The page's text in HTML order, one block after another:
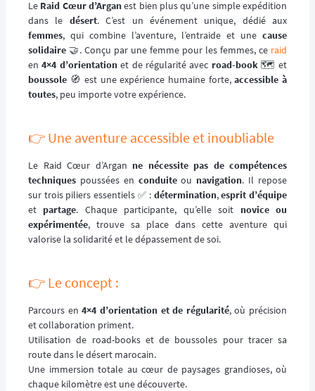
d’ambulance, d’équipes médicales à poste
ainsi que des médecins et équipes médicales
qui se répartissent sur le circuit, ou suivent la
progression de la course.
Le Raid Cœur d’Arganest bien plus qu’une simple expédition
dans le désert. C’est un événement unique, dédié aux
femmes, qui combine l’aventure, l’entraide et une cause
solidaire 🤝. Conçu par une femme pour les femmes, ce raid
en4×4 d’orientationet de régularité avec road-book 🗺️ et
boussole 🧭 est une expérience humaine forte,accessible à
toutes, peu importe votre expérience.
👉️ Une aventure accessible et inoubliable
Le Raid Cœur d’Argan ne nécessite pas de compétences
techniques poussées en conduiteou navigation. Il repose
sur trois piliers essentiels ✅️ : détermination,esprit d’équipe
et partage. Chaque participante, qu’elle soit novice ou
expérimentée, trouve sa place dans cette aventure qui
valorise la solidarité et le dépassement de soi.
👉️ Le concept :
Parcours en4×4 d’orientation et de régularité, où précision
et collaboration priment.
Utilisation de road-books et de boussoles pour tracer sa
route dans le désert marocain.
Une immersion totale au cœur de paysages grandioses, où
chaque kilomètre est une découverte.